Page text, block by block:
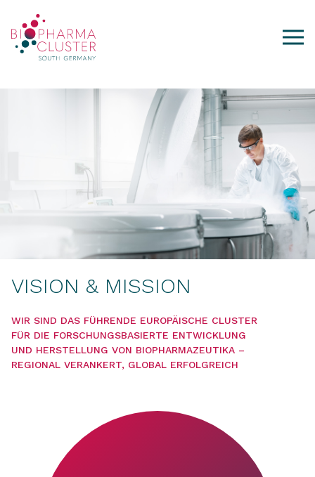
VISION & MISSION
WIR SIND DAS FÜHRENDE EUROPÄISCHE CLUSTER
FÜR DIE FORSCHUNGSBASIERTE ENTWICKLUNG
UND HERSTELLUNG VON BIOPHARMAZEUTIKA –
REGIONAL VERANKERT, GLOBAL ERFOLGREICH